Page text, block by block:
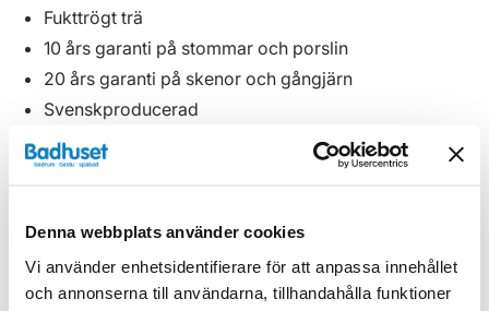
Denna webbplats använder cookies
Vi använder enhetsidentifierare för att anpassa innehållet
och annonserna till användarna, tillhandahålla funktioner
Fukttrögt trä
10 års garanti på stommar och porslin
20 års garanti på skenor och gångjärn
Svenskproducerad
Köp till vattenlås, ev. handtag, lådbelysning, extra
Egenskaper